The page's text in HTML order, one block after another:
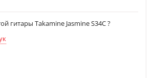
гитары Takamine Jasmine S34C ?